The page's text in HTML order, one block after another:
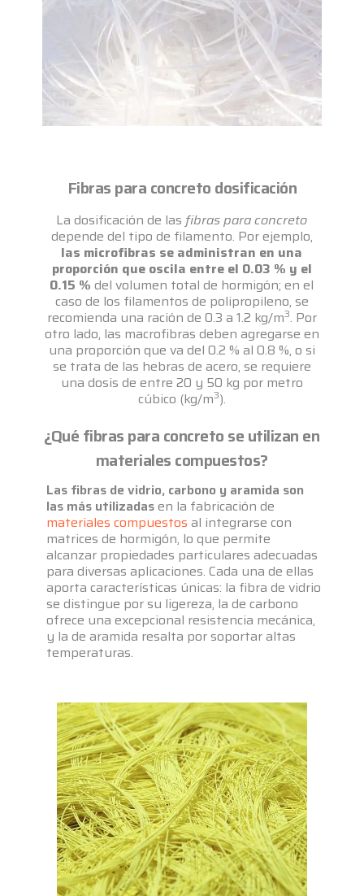
Fibras para concreto dosificación
La dosificación de lasfibras para concreto
depende del tipo de filamento. Por ejemplo,
las microfibras se administran en una
proporción que oscila entre el 0.03 % y el
0.15 % del volumen total de hormigón; en el
caso de los filamentos de polipropileno, se
recomienda una ración de 0.3 a 1.2 kg/m3. Por
otro lado, las macrofibras deben agregarse en
una proporción que va del 0.2 % al 0.8 %, o si
se trata de las hebras de acero, se requiere
una dosis de entre 20 y 50 kg por metro
cúbico (kg/m3).
¿Qué fibras para concreto se utilizan en
materiales compuestos?
Las fibras de vidrio, carbono y aramida son
las más utilizadasen la fabricación de
materiales compuestos al integrarse con
matrices de hormigón, lo que permite
alcanzar propiedades particulares adecuadas
para diversas aplicaciones. Cada una de ellas
aporta características únicas: la fibra de vidrio
se distingue por su ligereza, la de carbono
ofrece una excepcional resistencia mecánica,
y la de aramida resalta por soportar altas
temperaturas.